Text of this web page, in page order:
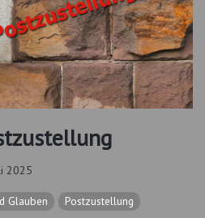
2025
Glauben Postzustellung